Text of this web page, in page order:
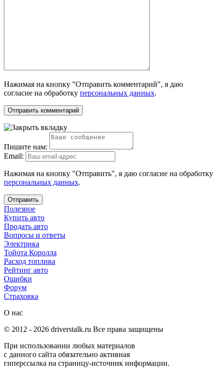
Нажимая на кнопку "Отправить комментарий", я даю
согласие на обработку персональных данных.
Пишите нам:
Email:
Нажимая на кнопку "Отправить", я даю согласие на обработку
персональных данных.
Отправить
Полезное
Купить авто
Продать авто
Вопросы и ответы
Электрика
Тойота Королла
Расход топлива
Рейтинг авто
Ошибки
Форум
Страховка
О нас
© 2012 - 2026 driverstalk.ru Все права защищены
При использовании любых материалов
с данного сайта обязательно активная
гиперссылка на страницу-источник информации.